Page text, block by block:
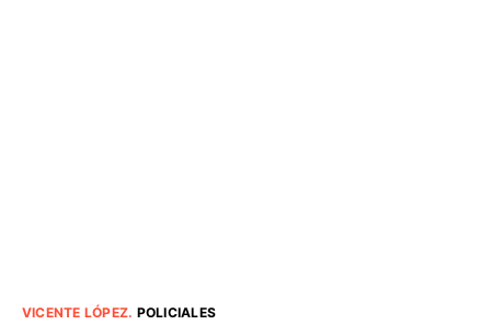
VICENTE LÓPEZ. POLICIALES